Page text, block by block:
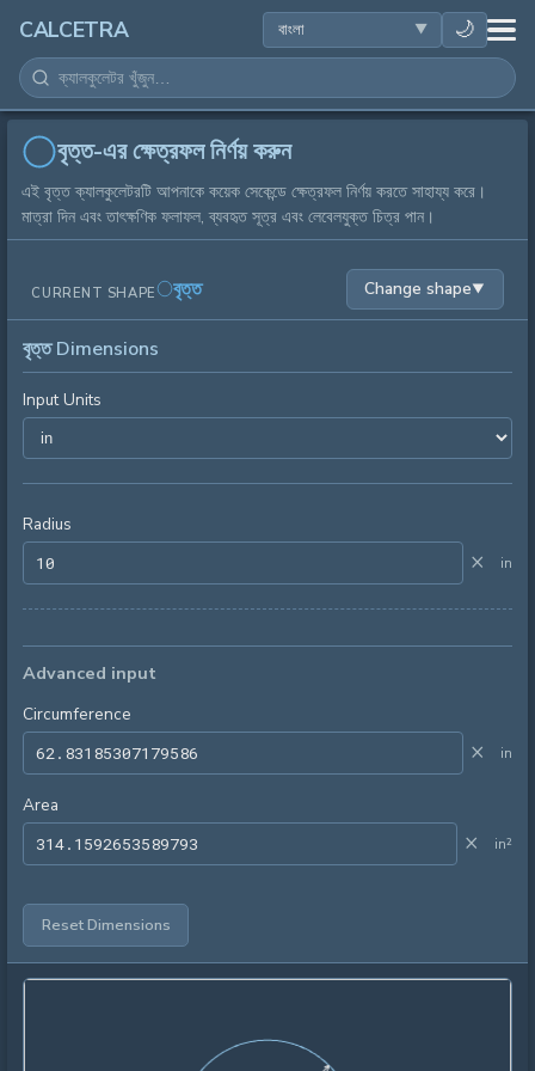
CALCETRA 🌙
গণিত
রূপান্তর
বিজ্ঞান
অন्যান্য সরঞ্জাম
বৃত্ত-এর ক্ষেত্রফল নির্ণয় করুন
এই বৃত্ত ক্যালকুলেটরটি আপনাকে কয়েক সেকেন্ডে ক্ষেত্রফল নির্ণয় করতে সাহায্য করে।
মাত্রা দিন এবং তাৎক্ষণিক ফলাফল, ব্যবহৃত সূত্র এবং লেবেলযুক্ত চিত্র পান।
CURRENT SHAPE বৃত্ত Change shape▼
বৃত্ত Dimensions
Input Units
Radius
× in
Advanced input
Circumference
× in
Area
× in²
Reset Dimensions